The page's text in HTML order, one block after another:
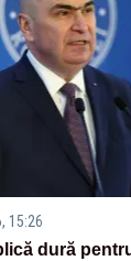
15:26
dură